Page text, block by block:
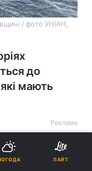
/ фото УНІАН,
до
мають
Реклама
ЛАЙТ